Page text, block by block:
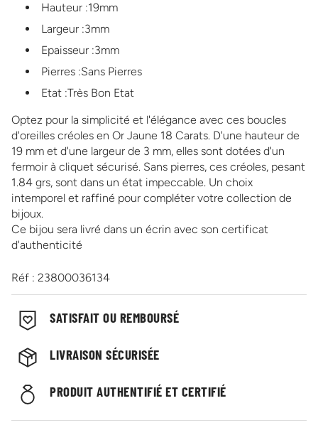
Hauteur :19mm
Largeur :3mm
Epaisseur :3mm
Pierres :Sans Pierres
Etat :Très Bon Etat
Optez pour la simplicité et l'élégance avec ces boucles
d'oreilles créoles en Or Jaune 18 Carats. D'une hauteur de
19 mm et d'une largeur de 3 mm, elles sont dotées d'un
fermoir à cliquet sécurisé. Sans pierres, ces créoles, pesant
1.84 grs, sont dans un état impeccable. Un choix
intemporel et raffiné pour compléter votre collection de
bijoux.
Ce bijou sera livré dans un écrin avec son certificat
d'authenticité
Réf : 23800036134
SATISFAIT OU REMBOURSÉ
LIVRAISON SÉCURISÉE
PRODUIT AUTHENTIFIÉ ET CERTIFIÉ